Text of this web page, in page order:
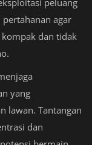
agar
dan tidak
yang
lawan. Tantangan
dan